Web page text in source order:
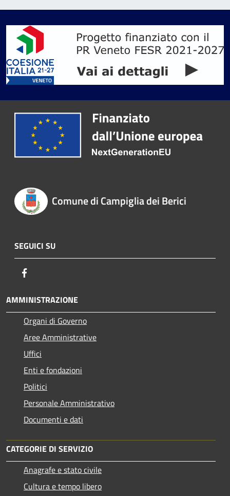
Comune di Campiglia dei Berici
SEGUICI SU
AMMINISTRAZIONE
Organi di Governo
Aree Amministrative
Uffici
Enti e fondazioni
Politici
Personale Amministrativo
Documenti e dati
CATEGORIE DI SERVIZIO
Anagrafe e stato civile
Cultura e tempo libero